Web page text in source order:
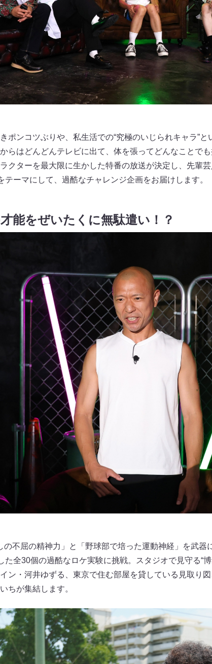
ポンコツぶりや、私生活での“究極のいじられキャラ”
らはどんどんテレビに出て、体を張ってどんなことで
クターを最大限に生かした特番の放送が決定し、先輩
テーマにして、過酷なチャレンジ企画をお届けします。
能をぜいたくに無駄遣い！？
の不屈の精神力」と「野球部で培った運動神経」を武器
た全30個の過酷なロケ実験に挑戦。スタジオで見守る“
ン・河井ゆずる、東京で住む部屋を貸している見取り
ちが集結します。